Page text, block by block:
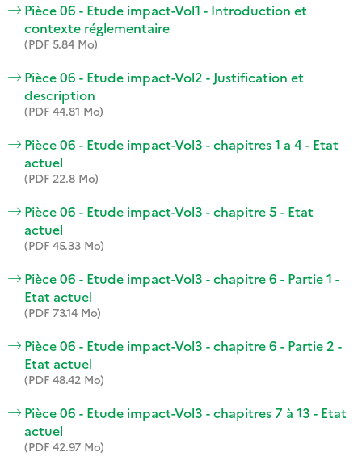
Pièce 06 - Etude impact-Vol1 - Introduction et
contexte réglementaire
(PDF 5.84 Mo)
Pièce 06 - Etude impact-Vol2 - Justification et
description
(PDF 44.81 Mo)
Pièce 06 - Etude impact-Vol3 - chapitres 1 a 4 - Etat
actuel
(PDF 22.8 Mo)
Pièce 06 - Etude impact-Vol3 - chapitre 5 - Etat
actuel
(PDF 45.33 Mo)
Pièce 06 - Etude impact-Vol3 - chapitre 6 - Partie 1 -
Etat actuel
(PDF 73.14 Mo)
Pièce 06 - Etude impact-Vol3 - chapitre 6 - Partie 2 -
Etat actuel
(PDF 48.42 Mo)
Pièce 06 - Etude impact-Vol3 - chapitres 7 à 13 - Etat
actuel
(PDF 42.97 Mo)